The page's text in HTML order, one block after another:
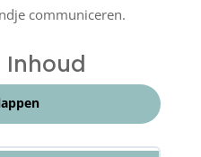
communiceren.
Inhoud
Hoofdstukken